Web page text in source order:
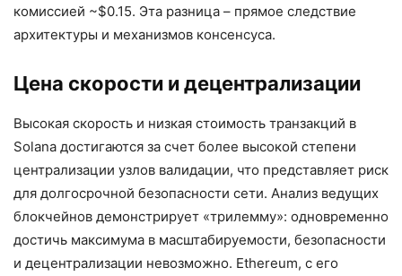
комиссией ~$0.15. Эта разница – прямое следствие
архитектуры и механизмов консенсуса.
Цена скорости и децентрализации
Высокая скорость и низкая стоимость транзакций в
Solana достигаются за счет более высокой степени
централизации узлов валидации, что представляет риск
для долгосрочной безопасности сети. Анализ ведущих
блокчейнов демонстрирует «трилемму»: одновременно
достичь максимума в масштабируемости, безопасности
и децентрализации невозможно. Ethereum, с его